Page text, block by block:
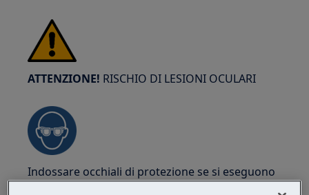
ATTENZIONE! RISCHIO DI LESIONI OCULARI
Indossare occhiali di protezione se si eseguono